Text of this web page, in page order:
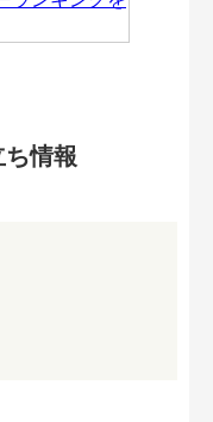
情報